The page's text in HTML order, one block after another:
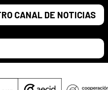
CANAL DE NOTICIAS